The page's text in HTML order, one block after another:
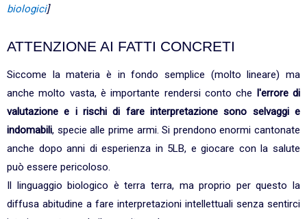
biologici]
ATTENZIONE AI FATTI CONCRETI
Siccome la materia è in fondo semplice (molto lineare) ma
anche molto vasta, è importante rendersi conto che
l'errore di
valutazione e i rischi di fare interpretazione sono selvaggi e
indomabili, specie alle prime armi. Si prendono enormi cantonate
anche dopo anni di esperienza in 5LB, e giocare con la salute
può essere pericoloso.
Il linguaggio biologico è terra terra, ma proprio per questo la
diffusa abitudine a fare interpretazioni intellettuali senza sentirci